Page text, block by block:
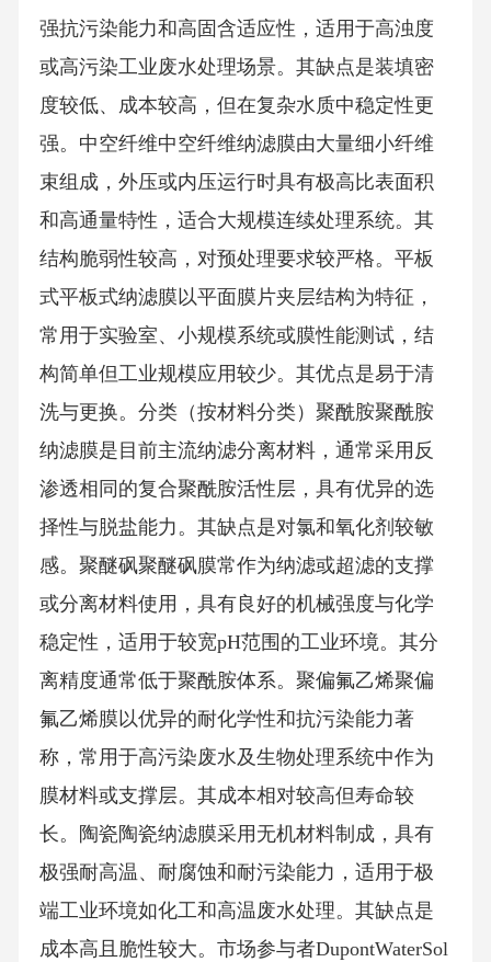
强抗污染能力和高固含适应性，适用于高浊度
或高污染工业废水处理场景。其缺点是装填密
度较低、成本较高，但在复杂水质中稳定性更
强。中空纤维中空纤维纳滤膜由大量细小纤维
束组成，外压或内压运行时具有极高比表面积
和高通量特性，适合大规模连续处理系统。其
结构脆弱性较高，对预处理要求较严格。平板
式平板式纳滤膜以平面膜片夹层结构为特征，
常用于实验室、小规模系统或膜性能测试，结
构简单但工业规模应用较少。其优点是易于清
洗与更换。分类（按材料分类）聚酰胺聚酰胺
纳滤膜是目前主流纳滤分离材料，通常采用反
渗透相同的复合聚酰胺活性层，具有优异的选
择性与脱盐能力。其缺点是对氯和氧化剂较敏
感。聚醚砜聚醚砜膜常作为纳滤或超滤的支撑
或分离材料使用，具有良好的机械强度与化学
稳定性，适用于较宽pH范围的工业环境。其分
离精度通常低于聚酰胺体系。聚偏氟乙烯聚偏
氟乙烯膜以优异的耐化学性和抗污染能力著
称，常用于高污染废水及生物处理系统中作为
膜材料或支撑层。其成本相对较高但寿命较
长。陶瓷陶瓷纳滤膜采用无机材料制成，具有
极强耐高温、耐腐蚀和耐污染能力，适用于极
端工业环境如化工和高温废水处理。其缺点是
成本高且脆性较大。市场参与者DupontWaterSol